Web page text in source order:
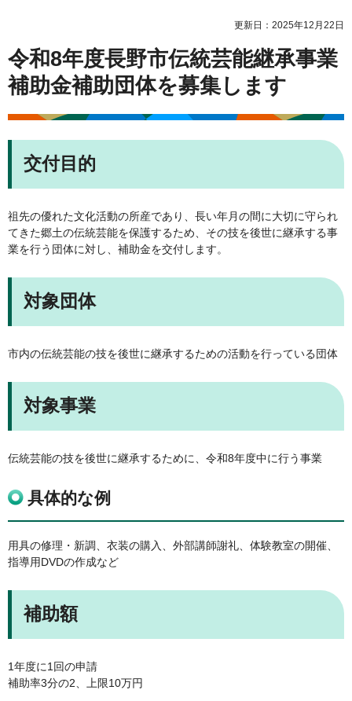
更新日：2025年12月22日
令和8年度長野市伝統芸能継承事業
補助金補助団体を募集します
交付目的
祖先の優れた文化活動の所産であり、長い年月の間に大切に守られ
てきた郷土の伝統芸能を保護するため、その技を後世に継承する事
業を行う団体に対し、補助金を交付します。
対象団体
市内の伝統芸能の技を後世に継承するための活動を行っている団体
対象事業
伝統芸能の技を後世に継承するために、令和8年度中に行う事業
具体的な例
用具の修理・新調、衣装の購入、外部講師謝礼、体験教室の開催、
指導用DVDの作成など
補助額
1年度に1回の申請
補助率3分の2、上限10万円